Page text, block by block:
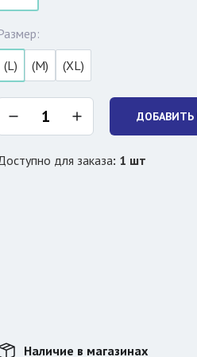
(L)
(M) (XL)
ДОБАВИТЬ
для заказа: 1 шт
Наличие в магазинах